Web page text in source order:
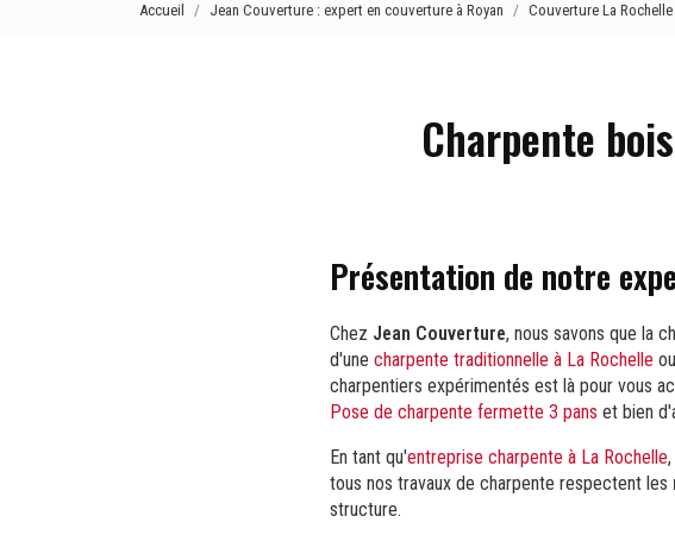
Accueil Jean Couverture : expert en couverture à Royan Couverture La
Charpente
Présentation de notre
Chez Jean Couverture, nous savons que la
d'une charpente traditionnelle à La Rochelle
charpentiers expérimentés est là pour vous
Pose de charpente fermette 3 pans et bien
En tant qu'entreprise charpente à La Rochelle
tous nos travaux de charpente respectent les
structure.